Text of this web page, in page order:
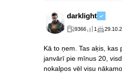
darklight
9366 1
Kā to ņem. Tas aķis,
janvārī pie mīnus 20,
nokalpos vēl visu